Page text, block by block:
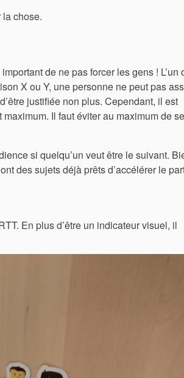
chose.
de ne pas forcer les gens ! L’un
X ou Y, une personne ne peut pas
justifiée non plus. Cependant, il est
Il faut éviter au maximum de se
si quelqu’un veut être le suivant.
des sujets déjà prêts d’accélérer le
En plus d’être un indicateur visuel, il